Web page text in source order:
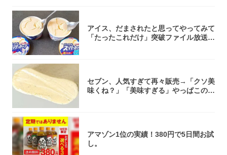
アイス、だまされたと思ってやってみて
「たったこれだけ」突破ファイル放送で
セブン、人気すぎて再々販売→「クソ美
味くね？」「美味すぎる」やっぱこのク
アマゾン1位の実績！380円で5日間お試
し。